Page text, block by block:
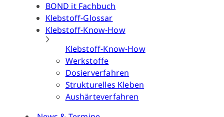
BOND it Fachbuch
Klebstoff-Glossar
Klebstoff-Know-How
Klebstoff-Know-How
Werkstoffe
Dosierverfahren
Strukturelles Kleben
Aushärteverfahren